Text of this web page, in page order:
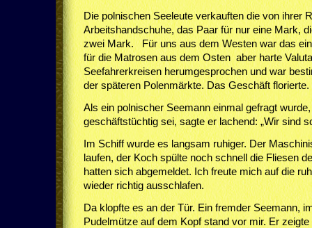
Die polnischen Seeleute verkauften die von ihrer
Arbeitshandschuhe, das Paar für nur eine Mark,
zwei Mark. Für uns aus dem Westen war das
für die Matrosen aus dem Osten aber harte
Seefahrerkreisen herumgesprochen und war
der späteren Polenmärkte. Das Geschäft florierte.
Als ein polnischer Seemann einmal gefragt
geschäftstüchtig sei, sagte er lachend: „Wir sind
Im Schiff wurde es langsam ruhiger. Der
laufen, der Koch spülte noch schnell die Fliesen
hatten sich abgemeldet. Ich freute mich auf die
wieder richtig ausschlafen.
Da klopfte es an der Tür. Ein fremder Seemann,
Pudelmütze auf dem Kopf stand vor mir. Er